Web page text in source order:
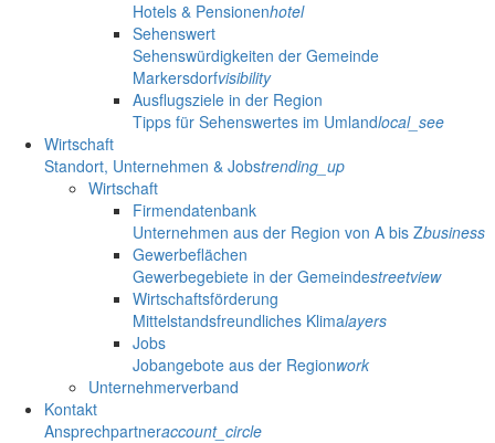
Hotels & Pensionenhotel
Sehenswert
Sehenswürdigkeiten der Gemeinde
Markersdorfvisibility
Ausflugsziele in der Region
Tipps für Sehenswertes im Umlandlocal_see
Wirtschaft
Standort, Unternehmen & Jobstrending_up
Wirtschaft
Firmendatenbank
Unternehmen aus der Region von A bis Zbusiness
Gewerbeflächen
Gewerbegebiete in der Gemeindestreetview
Wirtschaftsförderung
Mittelstandsfreundliches Klimalayers
Jobs
Jobangebote aus der Regionwork
Unternehmerverband
Kontakt
Ansprechpartneraccount_circle